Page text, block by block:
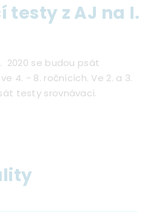
testy z AJ na I.
2020 se budou psát
4. - 8. ročnících. Ve 2. a 3.
testy srovnávací.